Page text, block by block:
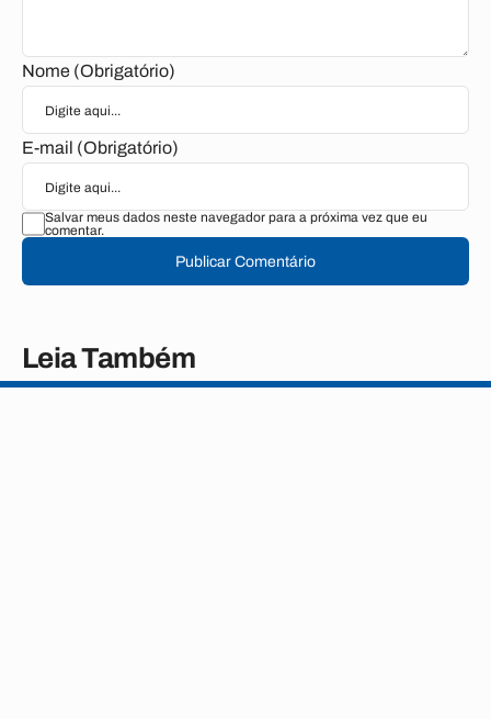
Nome (Obrigatório)
E-mail (Obrigatório)
Salvar meus dados neste navegador para a próxima vez que eu
comentar.
Publicar Comentário
Leia Também